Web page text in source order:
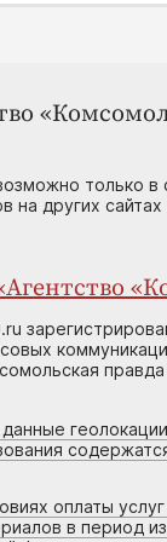
только
на других
правда
оплаты
в период